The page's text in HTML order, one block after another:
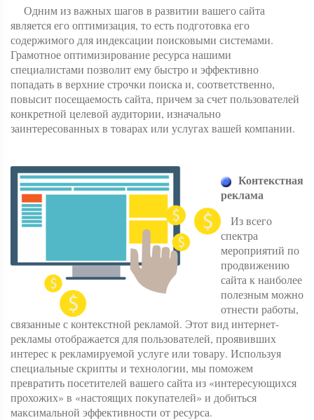
Одним из важных шагов в развитии вашего сайта
является его оптимизация, то есть подготовка его
содержимого для индексации поисковыми системами.
Грамотное оптимизирование ресурса нашими
специалистами позволит ему быстро и эффективно
попадать в верхние строчки поиска и, соответственно,
повысит посещаемость сайта, причем за счет пользователей
конкретной целевой аудитории, изначально
заинтересованных в товарах или услугах вашей компании.
Контекстная
реклама
Из всего
спектра
мероприятий по
продвижению
сайта к наиболее
полезным можно
отнести работы,
связанные с контекстной рекламой. Этот вид интернет-
рекламы отображается для пользователей, проявивших
интерес к рекламируемой услуге или товару. Используя
специальные скрипты и технологии, мы поможем
превратить посетителей вашего сайта из «интересующихся
прохожих» в «настоящих покупателей» и добиться
максимальной эффективности от ресурса.